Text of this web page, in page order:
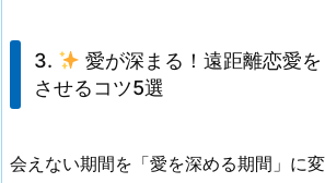
3.
愛が深まる！遠距離恋愛を
させるコツ5選
会えない期間を「愛を深める期間」に